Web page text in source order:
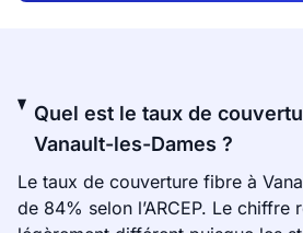
Quel est le taux de
Vanault-les-Dames ?
Le taux de couverture fibre à
de 84% selon l’ARCEP. Le chiffre